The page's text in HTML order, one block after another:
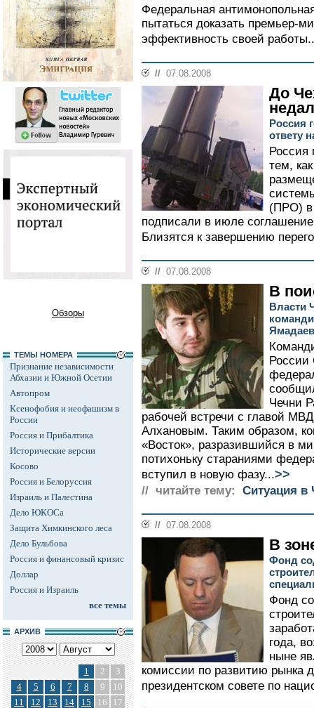
Обзоры
ТЕМЫ НОМЕРА
Признание независимости
Абхазии и Южной Осетии
Автопром
Ксенофобия и неофашизм в
России
Россия и Прибалтика
Исторические версии
Косово
Россия и Белоруссия
Израиль и Палестина
Дело ЮКОСа
Защита Химкинского леса
Дело Бульбова
Россия и финансовый кризис
Доллар
Россия и Израиль
все темы
АРХИВ
1 2
3
4
5 6 7 8 9
10
11
12 13 14 15 16
17
Федеральная
пытаться доказать премьер-
эффективность своей
// 07.08.2008
До
Россия
ответу
Россия
тем,
(ПРО)
подписали в июле
Близятся к завершению
// 07.08.2008
В
Власти
России
Чечни
рабочей встречи с главой
Алхановым. Таким образом,
«Восток», разразившийся в
потихоньку стараниями
вступил в новую фазу...>>
// читайте тему: Ситуация в
// 07.08.2008
В
Фонд
Фонд
года,
ныне
комиссии по развитию рынка
президентском совете по